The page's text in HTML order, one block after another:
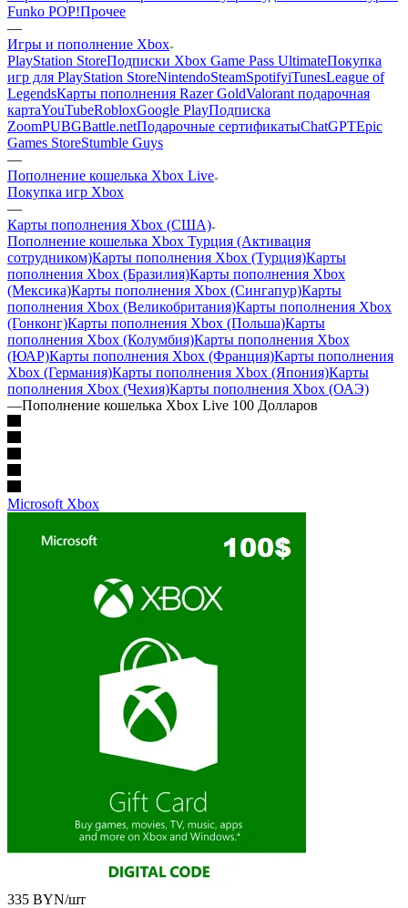
Funko POP!Прочее
—
Игры и пополнение Xbox
PlayStation StoreПодписки Xbox Game Pass UltimateПокупка
игр для PlayStation StoreNintendoSteamSpotifyiTunesLeague of
LegendsКарты пополнения Razer GoldValorant подарочная
картаYouTubeRobloxGoogle PlayПодписка
ZoomPUBGBattle.netПодарочные сертификатыChatGPTEpic
Games StoreStumble Guys
—
Пополнение кошелька Xbox Live
Покупка игр Xbox
—
Карты пополнения Xbox (США)
Пополнение кошелька Xbox Турция (Активация
сотрудником)Карты пополнения Xbox (Турция)Карты
пополнения Xbox (Бразилия)Карты пополнения Xbox
(Мексика)Карты пополнения Xbox (Сингапур)Карты
пополнения Xbox (Великобритания)Карты пополнения Xbox
(Гонконг)Карты пополнения Xbox (Польша)Карты
пополнения Xbox (Колумбия)Карты пополнения Xbox
(ЮАР)Карты пополнения Xbox (Франция)Карты пополнения
Xbox (Германия)Карты пополнения Xbox (Япония)Карты
пополнения Xbox (Чехия)Карты пополнения Xbox (ОАЭ)
—Пополнение кошелька Xbox Live 100 Долларов
Microsoft Xbox
335 BYN/шт